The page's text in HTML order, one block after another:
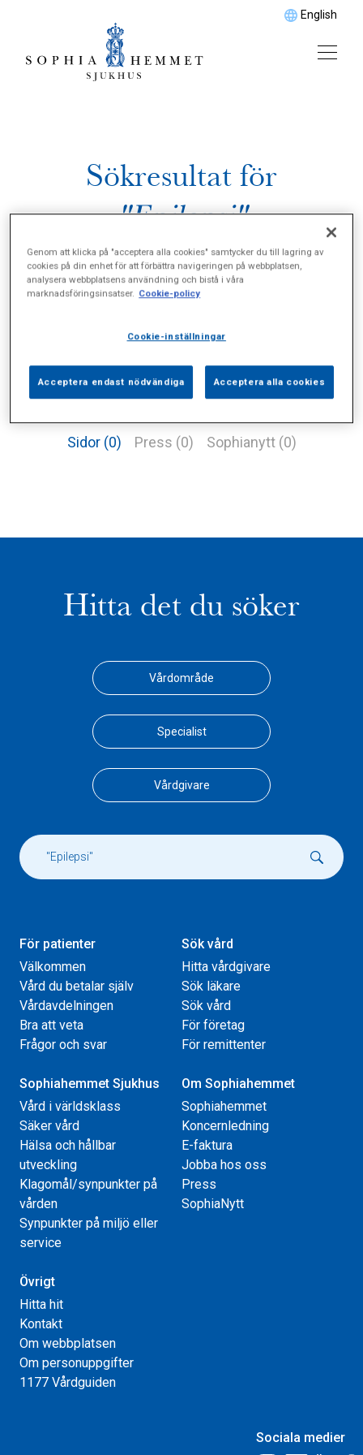
English
Sökresultat för
"Epilepsi"
Sidor (0) Press (0) Sophianytt (0)
Hitta det du söker
Vårdområde
Specialist
Vårdgivare
För patienter
Välkommen
Vård du betalar själv
Vårdavdelningen
Bra att veta
Frågor och svar
Sök vård
Hitta vårdgivare
Sök läkare
Sök vård
För företag
För remittenter
Sophiahemmet Sjukhus
Vård i världsklass
Säker vård
Hälsa och hållbar
utveckling
Klagomål/synpunkter på
vården
Synpunkter på miljö eller
service
Om Sophiahemmet
Sophiahemmet
Koncernledning
E-faktura
Jobba hos oss
Press
SophiaNytt
Övrigt
Hitta hit
Kontakt
Om webbplatsen
Om personuppgifter
1177 Vårdguiden
Sociala medier
Genom att klicka på "acceptera alla cookies" samtycker du till lagring av
cookies på din enhet för att förbättra navigeringen på webbplatsen,
analysera webbplatsens användning och bistå i våra
marknadsföringsinsatser. Cookie-policy
Cookie-inställningar
Acceptera endast nödvändiga Acceptera alla cookies